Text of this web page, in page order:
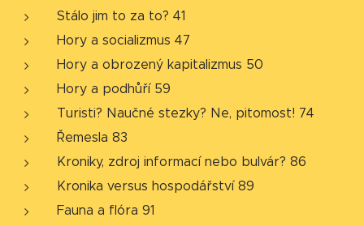
Stálo jim to za to? 41
Hory a socializmus 47
Hory a obrozený kapitalizmus 50
Hory a podhůří 59
Turisti? Naučné stezky? Ne, pitomost! 74
Řemesla 83
Kroniky, zdroj informací nebo bulvár? 86
Kronika versus hospodářství 89
Fauna a flóra 91